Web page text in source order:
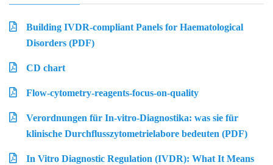
Building IVDR-compliant Panels for Haematological
Disorders (PDF)
CD chart
Flow-cytometry-reagents-focus-on-quality
Verordnungen für In-vitro-Diagnostika: was sie für
klinische Durchflusszytometrielabore bedeuten (PDF)
In Vitro Diagnostic Regulation (IVDR): What It Means